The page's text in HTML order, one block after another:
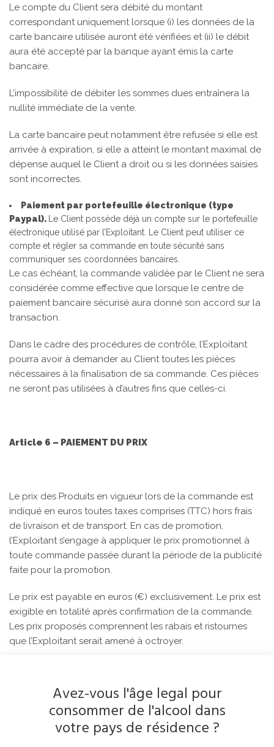
Le compte du Client sera débité du montant
correspondant uniquement lorsque (i) les données de la
carte bancaire utilisée auront été vérifiées et (ii) le débit
aura été accepté par la banque ayant émis la carte
bancaire.
L’impossibilité de débiter les sommes dues entraînera la
nullité immédiate de la vente.
La carte bancaire peut notamment être refusée si elle est
arrivée à expiration, si elle a atteint le montant maximal de
dépense auquel le Client a droit ou si les données saisies
sont incorrectes.
Paiement par portefeuille électronique (type
Paypal).
Le Client possède déjà un compte sur le portefeuille
électronique utilisé par l’Exploitant. Le Client peut utiliser ce
compte et régler sa commande en toute sécurité sans
communiquer ses coordonnées bancaires.
Le cas échéant, la commande validée par le Client ne sera
considérée comme effective que lorsque le centre de
paiement bancaire sécurisé aura donné son accord sur la
transaction.
Dans le cadre des procédures de contrôle, l’Exploitant
pourra avoir à demander au Client toutes les pièces
nécessaires à la finalisation de sa commande. Ces pièces
ne seront pas utilisées à d’autres fins que celles-ci.
Article 6 – PAIEMENT DU PRIX
Le prix des Produits en vigueur lors de la commande est
indiqué en euros toutes taxes comprises (TTC) hors frais
de livraison et de transport. En cas de promotion,
l’Exploitant s’engage à appliquer le prix promotionnel à
toute commande passée durant la période de la publicité
faite pour la promotion.
Le prix est payable en euros (€) exclusivement. Le prix est
exigible en totalité après confirmation de la commande.
Les prix proposés comprennent les rabais et ristournes
que l’Exploitant serait amené à octroyer.
distincte avant la validation de la commande par le Client.
Le montant total dû par le Client et son détail sont
indiqués sur la page de confirmation de commande.
Avez-vous l'âge legal pour
consommer de l'alcool dans
votre pays de résidence ?